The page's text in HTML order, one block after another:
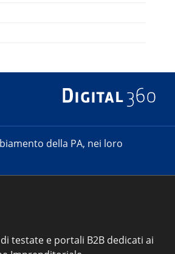
della PA, nei loro
testate e portali B2B dedicati ai